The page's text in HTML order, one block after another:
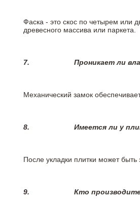
Фаска - это скос по четырем или
древесного массива или паркета.
7. Проникает ли
Механический замок
8. Имеется ли у
После укладки плитки может
9. Кто